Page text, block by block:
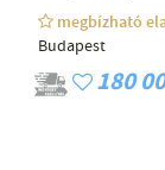
megbízható
Budapest
180